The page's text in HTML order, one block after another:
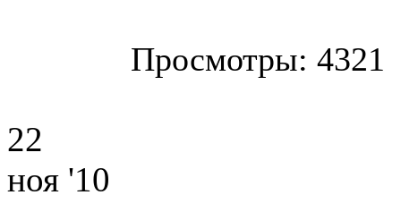
Просмотры: 4321
22
ноя '10